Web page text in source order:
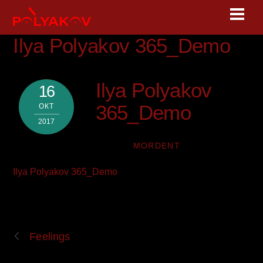
contentIlya Polyakov 365_Demo
16
ОКТ
2017
Ilya Polyakov
365_Demo
MORDENT
Ilya Polyakov 365_Demo
Feelings